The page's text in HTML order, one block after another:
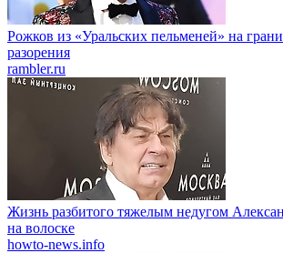
Рожков из «Уральских пельменей» на
разорения
rambler.ru
Жизнь разбитого тяжелым недугом
на волоске
howto-news.info